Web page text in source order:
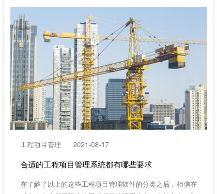
工程项目管理 2021-08-17
合适的工程项目管理系统都有哪些要求
在了解了以上的这些工程项目管理软件的分类之后，相信在